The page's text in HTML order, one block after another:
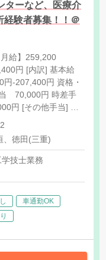
ターなど、医療介
経験者募集！！＠
円 [内訳] 基本給
円-207,400円 資格・
70,000円 時差手
手当] 祝
、徳田(三重)
技士業務
車通勤OK